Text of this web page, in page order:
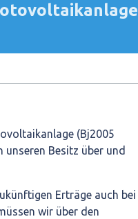
(Bj2005
Besitz über und
Erträge auch bei
wir über den